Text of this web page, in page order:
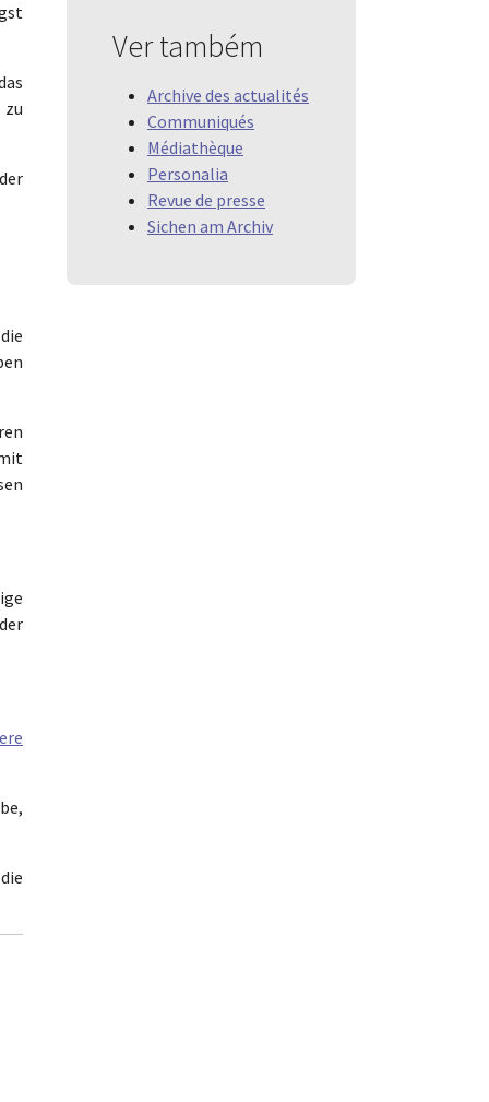
Ver também
Archive des actualités
Communiqués
Médiathèque
Personalia
Revue de presse
Sichen am Archiv